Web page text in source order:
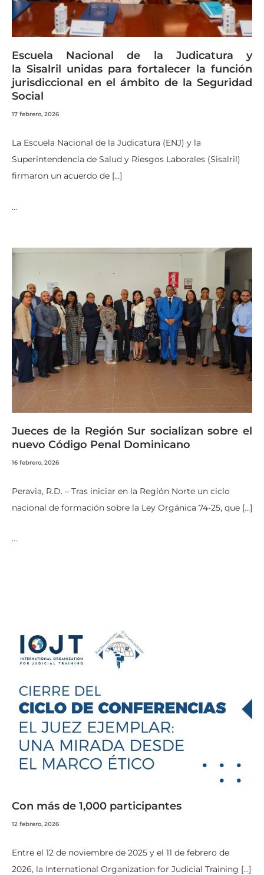
Escuela Nacional de la Judicatura y
la Sisalril unidas para fortalecer la función
jurisdiccional en el ámbito de la Seguridad
Social
17 febrero, 2026
La Escuela Nacional de la Judicatura (ENJ) y la
Superintendencia de Salud y Riesgos Laborales (Sisalril)
firmaron un acuerdo de […]
…
Jueces de la Región Sur socializan sobre el
nuevo Código Penal Dominicano
16 febrero, 2026
Peravia, R.D. – Tras iniciar en la Región Norte un ciclo
nacional de formación sobre la Ley Orgánica 74-25, que […]
…
Con más de 1,000 participantes
12 febrero, 2026
Entre el 12 de noviembre de 2025 y el 11 de febrero de
2026, la International Organization for Judicial Training […]